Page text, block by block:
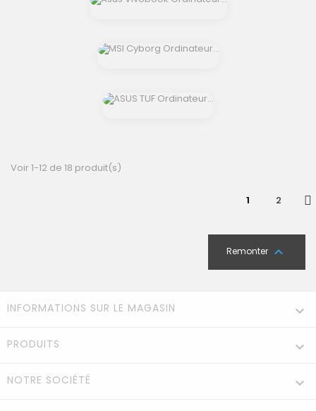
Voir 1-12 de 18 produit(s)
1 2
Remonter 
INFORMATIONS SUR LE MAGASIN 
PRODUITS 
NOTRE SOCIÉTÉ 